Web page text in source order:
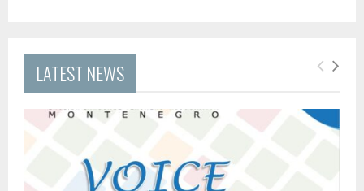
LATEST NEWS